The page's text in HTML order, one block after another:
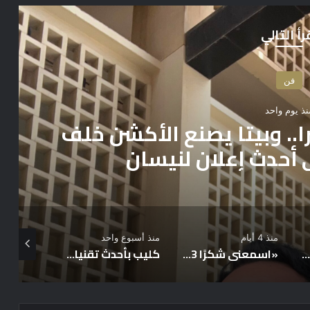
التالي
فن
منذ 3 أيام
فيك”.. تعاون فني مع
ورواد زيدان
«اسمعني شكرًا 3» ينطلق قريبًا.. وسيرا إبراهيم تستأنف تصوير «الطريق» على TEN بعد الإجازة الصيفية
منذ أسبوع واحد
كليب بأحدث تقنيات الذكاء الاصطناعي لأغنية مصطفى الهواري “حسيت حاجات” ومن كلمات الشاعر مروان غريب
يوليو 3, 2026
مكتب الشربيني للمحاماة والإستشارات القانونية يحيي ذكرى الراحل الكبير فريد الديب
يوليو 2, 2026